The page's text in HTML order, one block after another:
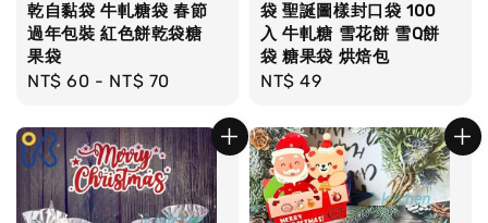
乾自黏袋 牛軋糖袋 春節
過年包裝 紅色餅乾袋糖
果袋
Regular
NT$ 60 - NT$ 70
袋 聖誕圖樣封口袋 100
入 牛軋糖 雪花餅 雪Q餅
袋 糖果袋 烘焙包
Regular
NT$ 49